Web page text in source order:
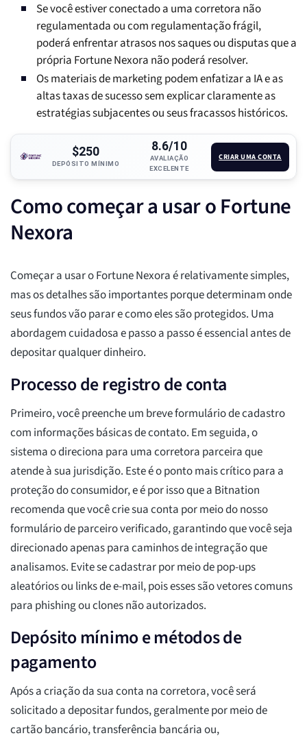
Se você estiver conectado a uma corretora não
regulamentada ou com regulamentação frágil,
poderá enfrentar atrasos nos saques ou disputas que a
própria Fortune Nexora não poderá resolver.
Os materiais de marketing podem enfatizar a IA e as
altas taxas de sucesso sem explicar claramente as
estratégias subjacentes ou seus fracassos históricos.
$250
DEPÓSITO MÍNIMO
8.6/10
AVALIAÇÃO
EXCELENTE
CRIAR UMA CONTA
Como começar a usar o Fortune
Nexora
Começar a usar o Fortune Nexora é relativamente simples,
mas os detalhes são importantes porque determinam onde
seus fundos vão parar e como eles são protegidos. Uma
abordagem cuidadosa e passo a passo é essencial antes de
depositar qualquer dinheiro.
Processo de registro de conta
Primeiro, você preenche um breve formulário de cadastro
com informações básicas de contato. Em seguida, o
sistema o direciona para uma corretora parceira que
atende à sua jurisdição. Este é o ponto mais crítico para a
proteção do consumidor, e é por isso que a Bitnation
recomenda que você crie sua conta por meio do nosso
formulário de parceiro verificado, garantindo que você seja
direcionado apenas para caminhos de integração que
analisamos. Evite se cadastrar por meio de pop-ups
aleatórios ou links de e-mail, pois esses são vetores comuns
para phishing ou clones não autorizados.
Depósito mínimo e métodos de
pagamento
Após a criação da sua conta na corretora, você será
solicitado a depositar fundos, geralmente por meio de
cartão bancário, transferência bancária ou,